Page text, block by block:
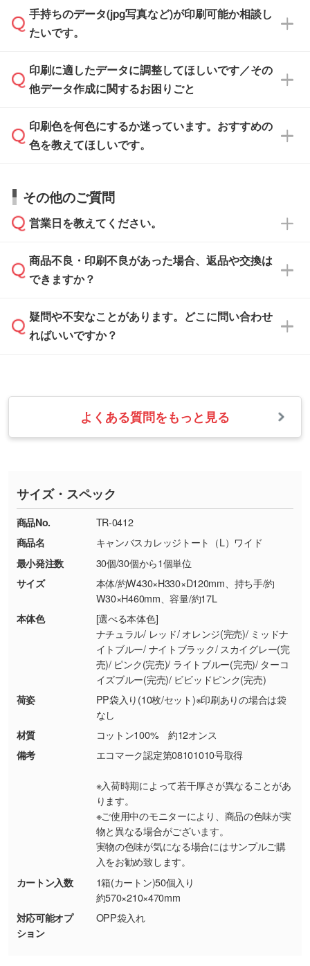
せいただければ、弊社にて無料でデザインデー
タを1点作成いたします。
積・ご注文フォームにアップロードしてご入稿
ください。
ご入稿後は経験豊富なスタッフがデータに不備
がないかチェックし、お客様と確認してから印
刷に進みますので、ご安心ください。
一部商品は入稿用テンプレートのご用意があり
ます。各商品ページの『印刷方法・テンプレー
入稿用のテンプレートはPDF形式ですが、
IllustratorやPhotoshopで開いてご利用いただけ
方」をご確認ください。
手持ちのデータ(jpg写真など)が印刷可能か相談し
たいです。
印刷に適したデータ・解像度かどうか、担当ス
タッフが事前に確認いたします。
ムへ添付いただくか、担当スタッフ宛にメール
でお送りください。
い合わせください。
なお、印刷用データの作り方に関する詳細は、
印刷に適したデータに調整してほしいです／その
他データ作成に関するお困りごと
データ作成でお困りの際には、担当スタッフが
サポートいたしますのでお気軽にご相談くださ
から添付してお送りください。
しい
解像度の低い画像や、手書きのイラスト、写真
などを、印刷に適したベクターデータに変換し
・フルカラーデータを1色に変換してほしい
・1色印刷でグラデーションや濃淡を表現した
い
す。→詳しく見る
・コーポレートカラーを使って印刷したい／印
刷色にこだわりがある
DIC・PANTONEなどのカラーチップの指定や、
現物支給による色指定も承っております。→詳
・背景がある画像からキャラクター部分だけを
使いたいです
シンプルな背景のデータや、使いたいキャラク
ター部分の輪郭がはっきりしているデータは切
り抜き処理が可能です。→詳しく見る
・持っているデータの背景が足りない／塗り足
しの作り方が分からない
合、シンプルな色・柄の背景であれば拡張が可
詳しく見る
・デザインにQRコードを入れたい／QRコード
を生成してほしい
URLをご指定いただければ、QRコードを生成
いたします。配置のご相談にも応じています。
→詳しく見る
印刷色を何色にするか迷っています。おすすめの
色を教えてほしいです。
お見積・ご注文・
相談いただきますと、担当スタッフがお客様の
ご希望や商品の本体色を確認し、印刷色をご提
本体色がブラック、ネイビーなど濃色の場合は
白色か淡い色の印刷色をおすすめしておりま
本体色がナチュラルなど淡色の場合、印刷をく
っきりと目立たせたいときは濃い印刷色が、柔
らかい雰囲気にしたいときは淡い印刷色が映え
また、お選びいただいた印刷色が本体色に合わ
ない場合や仕上がりに影響しそうな場合は、ス
タッフから別の色をご案内することもございま
その他のご質問
営業日を教えてください。
営業日は平日の10:00～18:00で、土日祝日はお
休みとなります。注文・見積・お問い合わせ
速やかに対応いたします。
商品不良・印刷不良があった場合、返品や交換は
できますか？
お手数をお掛けいたしますが、至急担当スタッ
フまでご連絡ください。商品の状況を確認し、
・お届け時に商品が損傷・故障している場合
・ご注文と異なる商品が届いた場合
・印刷不良があった場合
※詳しくは「商品の良品基準について
ください。
【返品・交換ができない場合】
・お客様の元で商品を加工された場合、または
商品が破損した場合
・商品到着後7日以上経過している場合
・お客様のご都合による返品・交換依頼(商
品・色・数量などの注文間違い等)
疑問や不安なことがあります。どこに問い合わせ
ればいいですか？
業日以内に担当スタッフよりメールにてご連絡
いたします。
お急ぎの場合はお電話でのご質問も受け付けて
TEL：0422-29-9911 営業時間10:00～
18:00(土日祝日除く)
お問い合わせフォームはこちら
よくある質問をもっと見る
サイズ・スペック
商品No.
TR-0412
商品名
キャンバスカレッジトート（L）ワイド
最小発注数
30個/30個から1個単位
サイズ
本体/約W430×H330×D120mm、持ち手/約
W30×H460mm、容量/約17L
本体色
[選べる本体色]
ナチュラル/ レッド/ オレンジ(完売)/ ミッドナ
イトブルー/ ナイトブラック/ スカイグレー(完
売)/ ピンク(完売)/ ライトブルー(完売)/ ターコ
イズブルー(完売)/ ビビッドピンク(完売)
荷姿
PP袋入り(10枚/セット)※印刷ありの場合は袋
なし
材質
コットン100% 約12オンス
備考
エコマーク認定第08101010号取得
※入荷時期によって若干厚さが異なることがあ
ります。
※ご使用中のモニターにより、商品の色味が実
物と異なる場合がございます。
実物の色味が気になる場合にはサンプルご購
入をお勧め致します。
カートン入数
1箱(カートン)50個入り
約570×210×470mm
対応可能オプ
ション
OPP袋入れ